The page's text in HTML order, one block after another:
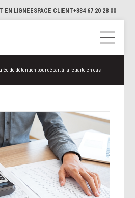
EN LIGNEESPACE CLIENT+334 67 20 28 00
de détention pour départ à la retraite en cas